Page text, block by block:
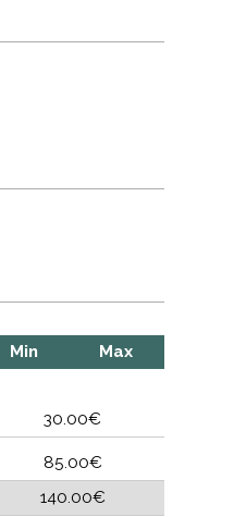
Min
Max
30.00€
85.00€
140.00€